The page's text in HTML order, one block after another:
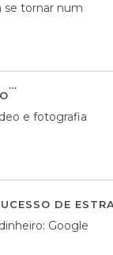
se tornar num
e fotografia
DE
Google